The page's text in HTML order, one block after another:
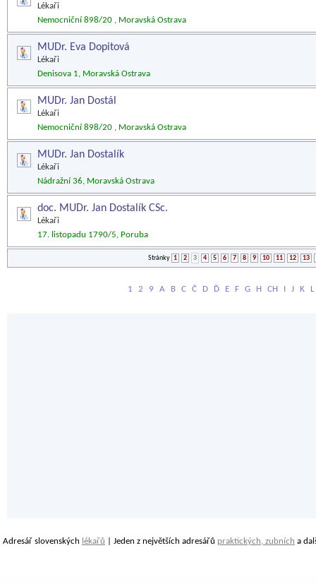
Lékaři
Nemocniční 898/20 , Moravská Ostrava
MUDr. Eva Dopitová
Lékaři
Denisova 1, Moravská Ostrava
MUDr. Jan Dostál
Lékaři
Nemocniční 898/20 , Moravská Ostrava
MUDr. Jan Dostalík
Lékaři
Nádražní 36, Moravská Ostrava
doc. MUDr. Jan Dostalík CSc.
Lékaři
17. listopadu 1790/5, Poruba
Stránky 1 2 3 4 5 6 7 8 9 10 11 12 13
1 2 9 A B C Č D Ď E F G H CH I J K L
Adresář slovenských lékařů | Jeden z největších adresářů praktických, zubních a